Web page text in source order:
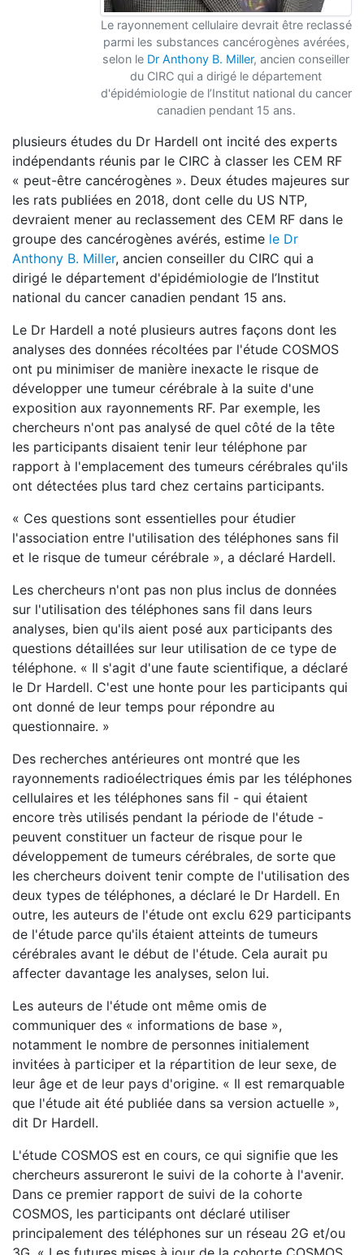
Le rayonnement cellulaire devrait être reclassé
parmi les substances cancérogènes avérées,
selon le Dr Anthony B. Miller, ancien conseiller
du CIRC qui a dirigé le département
d'épidémiologie de l’Institut national du cancer
canadien pendant 15 ans.
plusieurs études du Dr Hardell ont incité des experts
indépendants réunis par le CIRC à classer les CEM RF
« peut-être cancérogènes ». Deux études majeures sur
les rats publiées en 2018, dont celle du US NTP,
devraient mener au reclassement des CEM RF dans le
groupe des cancérogènes avérés, estime le Dr
Anthony B. Miller, ancien conseiller du CIRC qui a
dirigé le département d'épidémiologie de l’Institut
national du cancer canadien pendant 15 ans.
Le Dr Hardell a noté plusieurs autres façons dont les
analyses des données récoltées par l'étude COSMOS
ont pu minimiser de manière inexacte le risque de
développer une tumeur cérébrale à la suite d'une
exposition aux rayonnements RF. Par exemple, les
chercheurs n'ont pas analysé de quel côté de la tête
les participants disaient tenir leur téléphone par
rapport à l'emplacement des tumeurs cérébrales qu'ils
ont détectées plus tard chez certains participants.
« Ces questions sont essentielles pour étudier
l'association entre l'utilisation des téléphones sans fil
et le risque de tumeur cérébrale », a déclaré Hardell.
Les chercheurs n'ont pas non plus inclus de données
sur l'utilisation des téléphones sans fil dans leurs
analyses, bien qu'ils aient posé aux participants des
questions détaillées sur leur utilisation de ce type de
téléphone. « Il s'agit d'une faute scientifique, a déclaré
le Dr Hardell. C'est une honte pour les participants qui
ont donné de leur temps pour répondre au
questionnaire. »
Des recherches antérieures ont montré que les
rayonnements radioélectriques émis par les téléphones
cellulaires et les téléphones sans fil - qui étaient
encore très utilisés pendant la période de l'étude -
peuvent constituer un facteur de risque pour le
développement de tumeurs cérébrales, de sorte que
les chercheurs doivent tenir compte de l'utilisation des
deux types de téléphones, a déclaré le Dr Hardell. En
outre, les auteurs de l'étude ont exclu 629 participants
de l'étude parce qu'ils étaient atteints de tumeurs
cérébrales avant le début de l'étude. Cela aurait pu
affecter davantage les analyses, selon lui.
Les auteurs de l'étude ont même omis de
communiquer des « informations de base »,
notamment le nombre de personnes initialement
invitées à participer et la répartition de leur sexe, de
leur âge et de leur pays d'origine. « Il est remarquable
que l'étude ait été publiée dans sa version actuelle »,
dit Dr Hardell.
L'étude COSMOS est en cours, ce qui signifie que les
chercheurs assureront le suivi de la cohorte à l'avenir.
Dans ce premier rapport de suivi de la cohorte
COSMOS, les participants ont déclaré utiliser
principalement des téléphones sur un réseau 2G et/ou